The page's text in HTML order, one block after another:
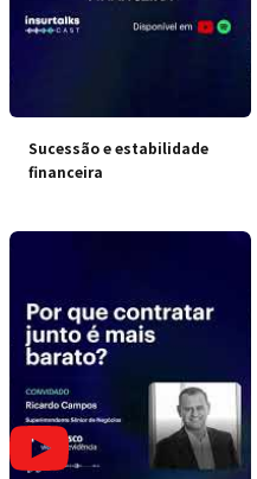
Sucessão e estabilidade
financeira